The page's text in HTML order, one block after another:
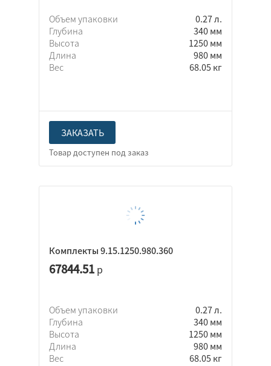
Объем упаковки
0.27 л.
Глубина
340 мм
Высота
1250 мм
Длина
980 мм
Вес
68.05 кг
ЗАКАЗАТЬ
Комплекты 9.15.1250.980.360
67844.51 р
Объем упаковки
0.27 л.
Глубина
340 мм
Высота
1250 мм
Длина
980 мм
Вес
68.05 кг